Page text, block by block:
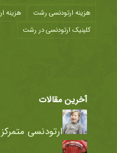
هزينه ارتودنسی رشت
هزینه
کلینیک ارتودنسی در رشت
آخرین مقالات
ارتودنسی